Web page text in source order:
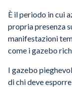
È il periodo in cui
propria presenza
manifestazioni
come i gazebo
I gazebo
di chi deve